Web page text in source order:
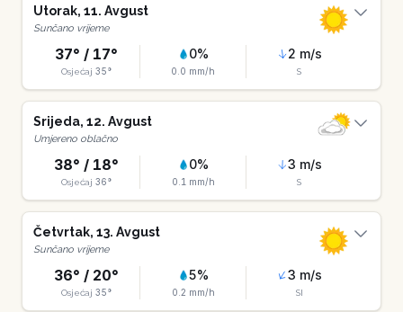
Utorak, 11. Avgust
Sunčano vrijeme
37° / 17°
Osjećaj 35°
0%
0.0 mm/h
2 m/s
S
Srijeda, 12. Avgust
Umjereno oblačno
38° / 18°
Osjećaj 36°
0%
0.1 mm/h
3 m/s
S
Četvrtak, 13. Avgust
Sunčano vrijeme
36° / 20°
Osjećaj 35°
5%
0.2 mm/h
3 m/s
SI